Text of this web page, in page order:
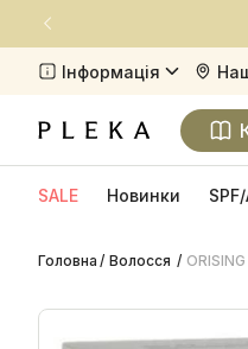
Інформація
Контакти
SALE Новинки
Головна Волосся